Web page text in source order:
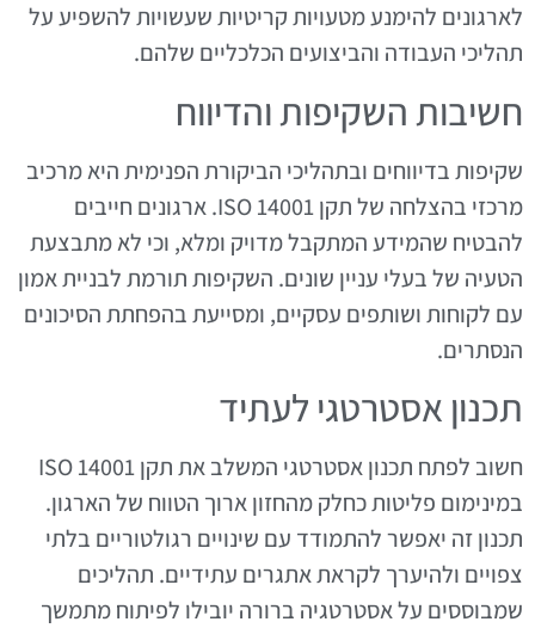
לארגונים להימנע מטעויות קריטיות שעשויות להשפיע על
תהליכי העבודה והביצועים הכלכליים שלהם.
חשיבות השקיפות והדיווח
שקיפות בדיווחים ובתהליכי הביקורת הפנימית היא מרכיב
מרכזי בהצלחה של תקן ISO 14001. ארגונים חייבים
להבטיח שהמידע המתקבל מדויק ומלא, וכי לא מתבצעת
הטעיה של בעלי עניין שונים. השקיפות תורמת לבניית אמון
עם לקוחות ושותפים עסקיים, ומסייעת בהפחתת הסיכונים
הנסתרים.
תכנון אסטרטגי לעתיד
חשוב לפתח תכנון אסטרטגי המשלב את תקן ISO 14001
במינימום פליטות כחלק מהחזון ארוך הטווח של הארגון.
תכנון זה יאפשר להתמודד עם שינויים רגולטוריים בלתי
צפויים ולהיערך לקראת אתגרים עתידיים. תהליכים
שמבוססים על אסטרטגיה ברורה יובילו לפיתוח מתמשך